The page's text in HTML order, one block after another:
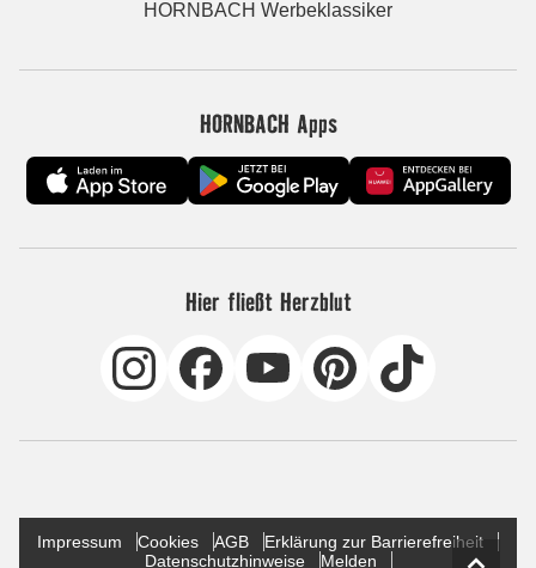
HORNBACH Werbeklassiker
HORNBACH Apps
Hier fließt Herzblut
Impressum Cookies AGB
Erklärung zur Barrierefreiheit
Datenschutzhinweise
Melden